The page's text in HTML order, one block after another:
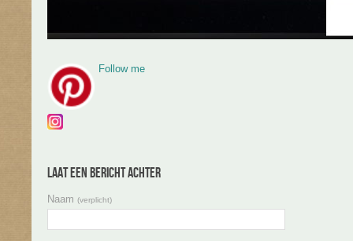
Follow me
Laat een bericht achter
Naam (verplicht)